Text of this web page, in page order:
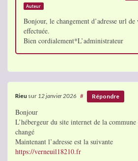
Auteur
Bonjour, le changement d’adresse url de
effectuée.
Bien cordialement*L’administrateur
Rieu sur 12 janvier 2026 # Répondre
Bonjour
L’hébergeur du site internet de la
changé
Maintenant l’adresse est la suivante
https://verneuil18210.fr